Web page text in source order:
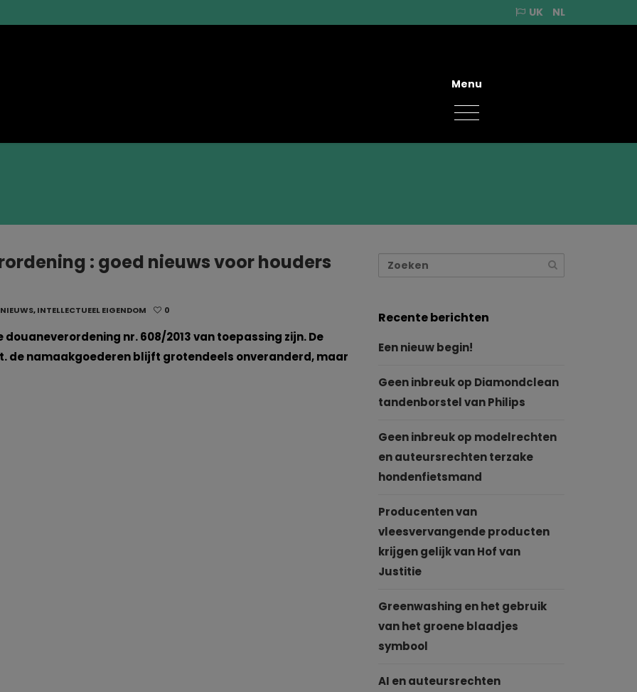
UK NL
: goed nieuws voor houders
,INTELLECTUEEL EIGENDOM 0
douaneverordening nr. 608/2013 van toepassing zijn. De
de namaakgoederen blijft grotendeels onveranderd, maar
Recente berichten
Een nieuw begin!
Geen inbreuk op Diamondclean
tandenborstel van Philips
Geen inbreuk op modelrechten
en auteursrechten terzake
hondenfietsmand
Producenten van
vleesvervangende producten
krijgen gelijk van Hof van
Justitie
Greenwashing en het gebruik
van het groene blaadjes
symbool
AI en auteursrechten
Menu